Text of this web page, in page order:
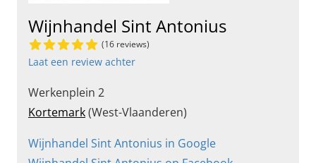
Wijnhandel Sint Antonius
(16 reviews)
Laat een review achter
Werkenplein 2
Kortemark(West-Vlaanderen)
Wijnhandel Sint Antonius in Google